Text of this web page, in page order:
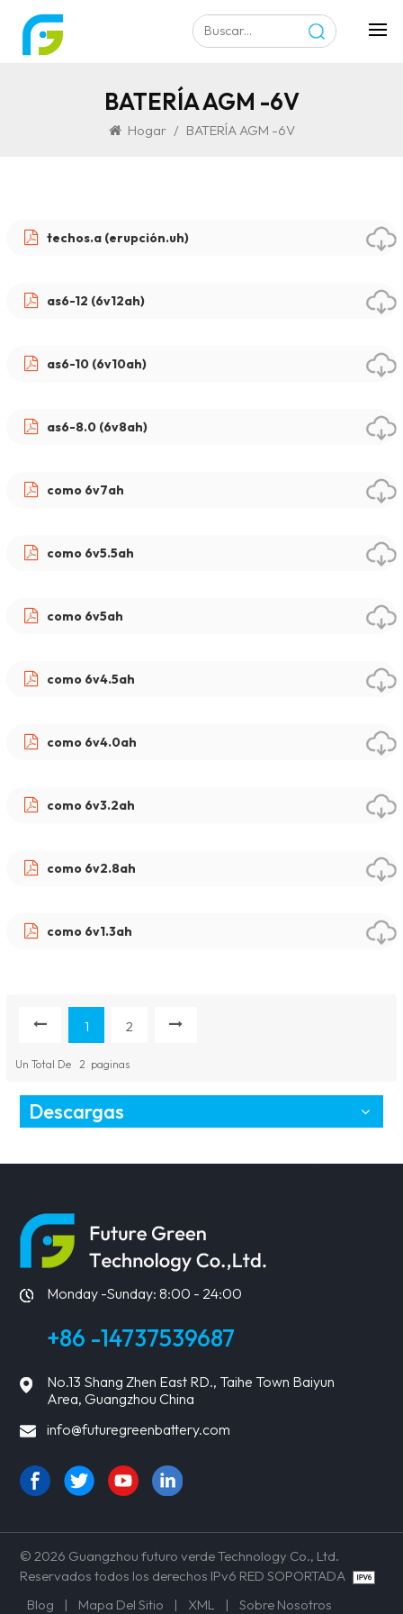
BATERÍA AGM -6V
Hogar / BATERÍA AGM -6V
techos.a (erupción.uh)
as6-12 (6v12ah)
as6-10 (6v10ah)
as6-8.0 (6v8ah)
como 6v7ah
como 6v5.5ah
como 6v5ah
como 6v4.5ah
como 6v4.0ah
como 6v3.2ah
como 6v2.8ah
como 6v1.3ah
1 2
Un Total De 2 Paginas
Descargas
Monday -Sunday: 8:00 - 24:00
+86 -14737539687
No.13 Shang Zhen East RD., Taihe Town Baiyun
Area, Guangzhou China
info@futuregreenbattery.com
© 2026 Guangzhou futuro verde Technology Co., Ltd.
Reservados todos los derechos IPv6 RED SOPORTADA
Blog
| Mapa Del Sitio | XML | Sobre Nosotros